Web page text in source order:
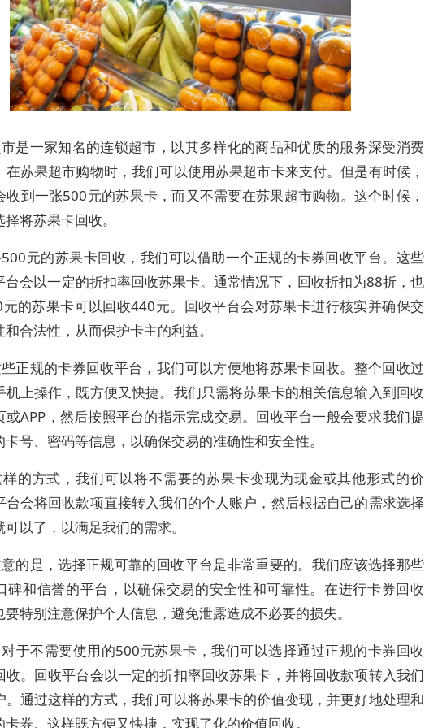
是一家知名的连锁超市，以其多样化的商品和优质的服务深受消费
在苏果超市购物时，我们可以使用苏果超市卡来支付。但是有时候，
收到一张500元的苏果卡，而又不需要在苏果超市购物。这个时候，
将苏果卡回收。
元的苏果卡回收，我们可以借助一个正规的卡券回收平台。这些
台会以一定的折扣率回收苏果卡。通常情况下，回收折扣为88折，也
的苏果卡可以回收440元。回收平台会对苏果卡进行核实并确保交
合法性，从而保护卡主的利益。
正规的卡券回收平台，我们可以方便地将苏果卡回收。整个回收过
机上操作，既方便又快捷。我们只需将苏果卡的相关信息输入到回收
或APP，然后按照平台的指示完成交易。回收平台一般会要求我们提
号、密码等信息，以确保交易的准确性和安全性。
的方式，我们可以将不需要的苏果卡变现为现金或其他形式的价
台会将回收款项直接转入我们的个人账户，然后根据自己的需求选择
以了，以满足我们的需求。
的是，选择正规可靠的回收平台是非常重要的。我们应该选择那些
碑和信誉的平台，以确保交易的安全性和可靠性。在进行卡券回收
要特别注意保护个人信息，避免泄露造成不必要的损失。
于不需要使用的500元苏果卡，我们可以选择通过正规的卡券回收
收。回收平台会以一定的折扣率回收苏果卡，并将回收款项转入我们
。通过这样的方式，我们可以将苏果卡的价值变现，并更好地处理和
券。这样既方便又快捷，实现了化的价值回收。